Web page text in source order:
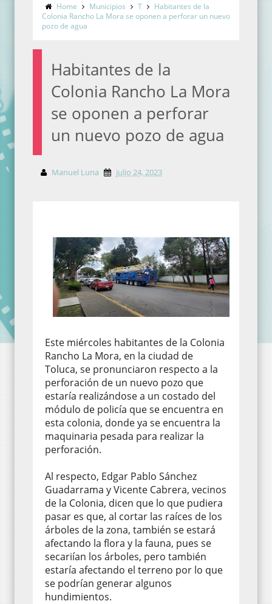
Home Municipios T
Habitantes de la
Colonia Rancho La Mora se oponen a perforar un nuevo
pozo de agua
Habitantes de la
Colonia Rancho La Mora
se oponen a perforar
un nuevo pozo de agua
Manuel Luna julio 24, 2023
Este miércoles habitantes de la Colonia
Rancho La Mora, en la ciudad de
Toluca, se pronunciaron respecto a la
perforación de un nuevo pozo que
estaría realizándose a un costado del
módulo de policía que se encuentra en
esta colonia, donde ya se encuentra la
maquinaria pesada para realizar la
perforación.
Al respecto, Edgar Pablo Sánchez
Guadarrama y Vicente Cabrera, vecinos
de la Colonia, dicen que lo que pudiera
pasar es que, al cortar las raíces de los
árboles de la zona, también se estará
afectando la flora y la fauna, pues se
secariían los árboles, pero también
estaría afectando el terreno por lo que
se podrían generar algunos
hundimientos.